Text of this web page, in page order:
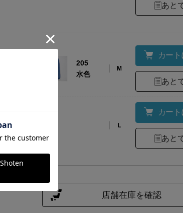
L
あと
205
水色
M
カート
あと
Ｌ
カート
あと
店舗在庫を確認